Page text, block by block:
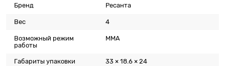
Бренд Ресанта
Вес 4
Возможный режим
работы
MMA
Габариты упаковки 33 × 18.6 × 24